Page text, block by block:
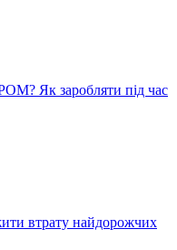
Як заробляти під час
втрату найдорожчих